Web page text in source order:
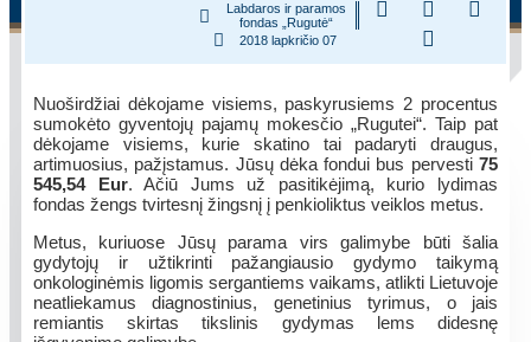
Labdaros ir paramos
fondas „Rugutė“
2018 lapkričio 07
Nuoširdžiai dėkojame visiems, paskyrusiems 2 procentus
sumokėto gyventojų pajamų mokesčio „Rugutei“. Taip pat
dėkojame visiems, kurie skatino tai padaryti draugus,
artimuosius, pažįstamus. Jūsų dėka fondui bus pervesti 75
545,54 Eur. Ačiū Jums už pasitikėjimą, kurio lydimas
fondas žengs tvirtesnį žingsnį į penkioliktus veiklos metus.
Metus, kuriuose Jūsų parama virs galimybe būti šalia
gydytojų ir užtikrinti pažangiausio gydymo taikymą
onkologinėmis ligomis sergantiems vaikams, atlikti Lietuvoje
neatliekamus diagnostinius, genetinius tyrimus, o jais
remiantis skirtas tikslinis gydymas lems didesnę